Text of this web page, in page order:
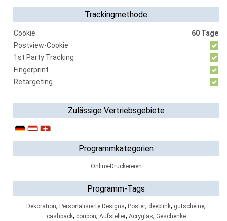
Trackingmethode
Cookie
60 Tage
Postview-Cookie
1st Party Tracking
Fingerprint
Retargeting
Zulässige Vertriebsgebiete
Programmkategorien
Online-Druckereien
Programm-Tags
Dekoration, Personalisierte Designs, Poster, deeplink, gutscheine,
cashback, coupon, Aufsteller, Acryglas, Geschenke